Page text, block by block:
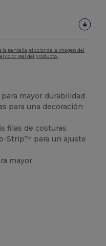
pantalla, el color de la imagen del
color real del producto.
para mayor durabilidad
para una decoración
filas de costuras
Strip™ para un ajuste
mayor